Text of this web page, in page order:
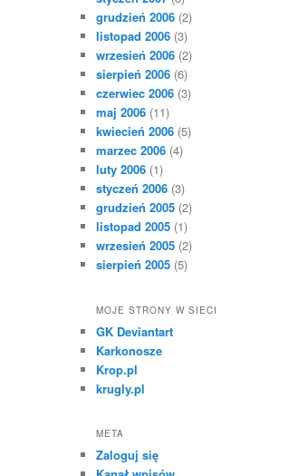
grudzień 2006 (2)
listopad 2006 (3)
wrzesień 2006 (2)
sierpień 2006 (6)
czerwiec 2006 (3)
maj 2006 (11)
kwiecień 2006 (5)
marzec 2006 (4)
luty 2006 (1)
styczeń 2006 (3)
grudzień 2005 (2)
listopad 2005 (1)
wrzesień 2005 (2)
sierpień 2005 (5)
MOJE STRONY W SIECI
GK Deviantart
Karkonosze
Krop.pl
krugly.pl
META
Zaloguj się